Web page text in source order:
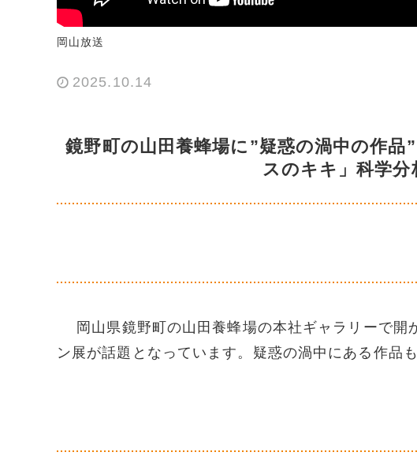
岡山放送
2025.10.14
鏡野町の山田養蜂場に”疑惑の渦中の作
スのキキ」科学分
岡山県鏡野町の山田養蜂場の本社ギャラリーで開
ン展が話題となっています。疑惑の渦中にある作品